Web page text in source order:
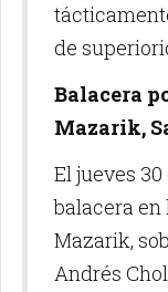
de
Balacera
Mazarik,
El jueves
balacera
Mazarik,
Andrés